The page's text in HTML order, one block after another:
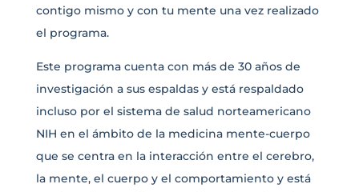
contigo mismo y con tu mente una vez realizado
el programa.
Este programa cuenta con más de 30 años de
investigación a sus espaldas y está respaldado
incluso por el sistema de salud norteamericano
NIH en el ámbito de la medicina mente-cuerpo
que se centra en la interacción entre el cerebro,
la mente, el cuerpo y el comportamiento y está